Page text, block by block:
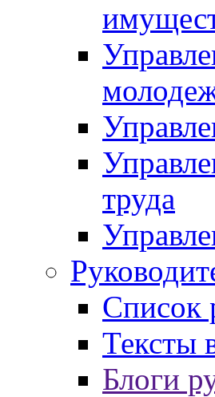
труда
Список
Тексты
Блоги